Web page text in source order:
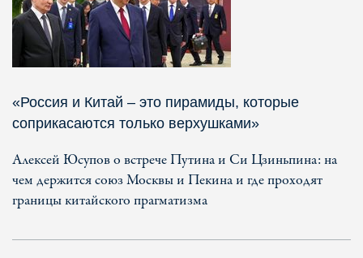
«Россия и Китай – это пирамиды, которые
соприкасаются только верхушками»
Алексей Юсупов о встрече Путина и Си Цзиньпина: на
чем держится союз Москвы и Пекина и где проходят
границы китайского прагматизма